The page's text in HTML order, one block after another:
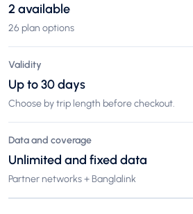
2 available
26 plan options
Validity
Up to 30 days
Choose by trip length before checkout.
Data and coverage
Unlimited and fixed data
Partner networks + Banglalink